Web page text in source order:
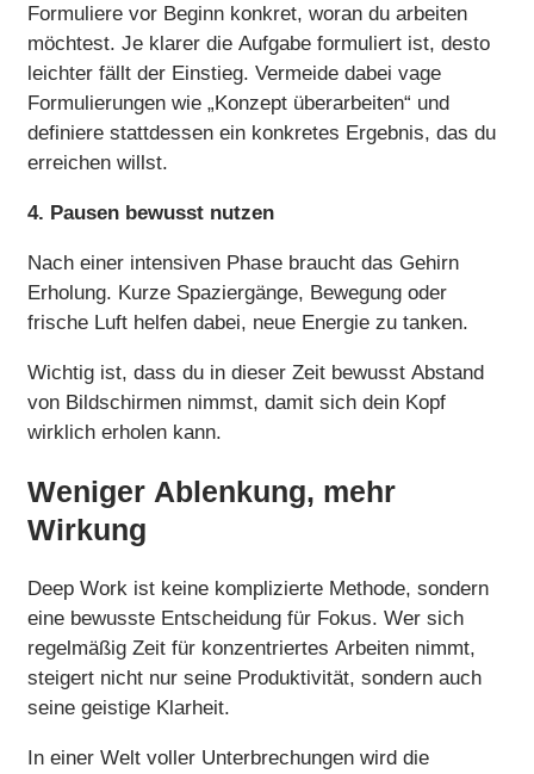
Formuliere vor Beginn konkret, woran du arbeiten
möchtest. Je klarer die Aufgabe formuliert ist, desto
leichter fällt der Einstieg. Vermeide dabei vage
Formulierungen wie „Konzept überarbeiten“ und
definiere stattdessen ein konkretes Ergebnis, das du
erreichen willst.
4. Pausen bewusst nutzen
Nach einer intensiven Phase braucht das Gehirn
Erholung. Kurze Spaziergänge, Bewegung oder
frische Luft helfen dabei, neue Energie zu tanken.
Wichtig ist, dass du in dieser Zeit bewusst Abstand
von Bildschirmen nimmst, damit sich dein Kopf
wirklich erholen kann.
Weniger Ablenkung, mehr
Wirkung
Deep Work ist keine komplizierte Methode, sondern
eine bewusste Entscheidung für Fokus. Wer sich
regelmäßig Zeit für konzentriertes Arbeiten nimmt,
steigert nicht nur seine Produktivität, sondern auch
seine geistige Klarheit.
In einer Welt voller Unterbrechungen wird die